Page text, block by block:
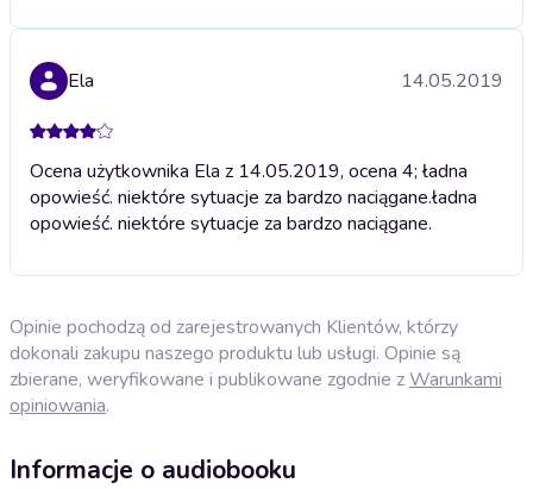
Ela 14.05.2019
Ocena użytkownika Ela z 14.05.2019, ocena 4; ładna
opowieść. niektóre sytuacje za bardzo naciągane.ładna
opowieść. niektóre sytuacje za bardzo naciągane.
Opinie pochodzą od zarejestrowanych Klientów, którzy
dokonali zakupu naszego produktu lub usługi. Opinie są
zbierane, weryfikowane i publikowane zgodnie zWarunkami
opiniowania.
Informacje o audiobooku